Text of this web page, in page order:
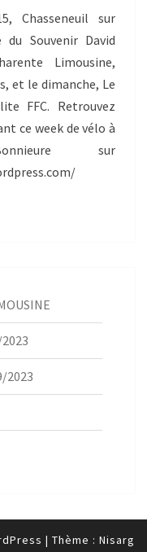
Chasseneuil sur
Souvenir David
Limousine,
et le dimanche, Le
FFC. Retrouvez
ce week de vélo à
sur
2023
| Thème : Nisarg